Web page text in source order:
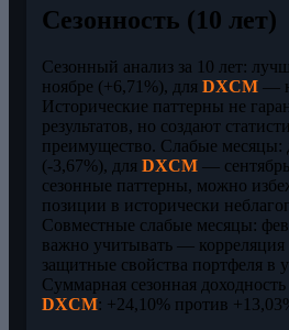
Сезонность (10 лет)
Сезонный анализ за 10 лет:
ноябре (+6,71%), для DXCM —
Исторические паттерны не
результатов, но создают
преимущество. Слабые месяцы:
(-3,67%), для DXCM —
сезонные паттерны, можно
позиции в исторически
Совместные слабые месяцы:
важно учитывать — корреляция
защитные свойства портфеля в
Суммарная сезонная
DXCM: +24,10% против